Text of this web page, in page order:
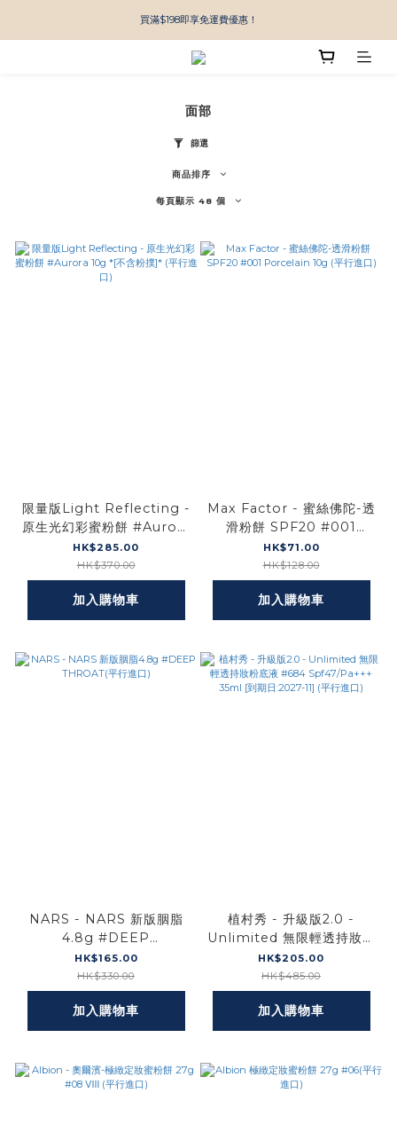
買滿$198即享免運費優惠！
面部
篩選
商品排序
每頁顯示 48 個
限量版Light Reflecting -
原生光幻彩蜜粉餅 #Aurora
10g *[不含粉撲]* (平行進
口)
HK$285.00
HK$370.00
加入購物車
Max Factor - 蜜絲佛陀-透
滑粉餅 SPF20 #001
Porcelain 10g (平行進口)
HK$71.00
HK$128.00
加入購物車
NARS - NARS 新版胭脂
4.8g #DEEP
THROAT(平行進口)
HK$165.00
HK$330.00
加入購物車
植村秀 - 升級版2.0 -
Unlimited 無限輕透持妝粉
底液 #684 Spf47/Pa+++
35ml [到期日:2027-11]
(平行進口)
HK$205.00
HK$485.00
加入購物車